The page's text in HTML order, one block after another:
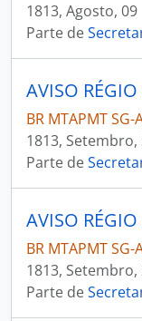
1813, Agosto, 09
Parte de
BR MTAPMT SG-
1813, Setembro,
Parte de
BR MTAPMT SG-
1813, Setembro,
Parte de